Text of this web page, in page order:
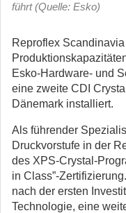
führt (Quelle: Esko)
Reproflex
Esko-Hardware- und
eine zweite CDI
Dänemark installiert.
Als führender
Druckvorstufe in der
des XPS-Crystal-
in Class”-
nach der ersten
Technologie, eine